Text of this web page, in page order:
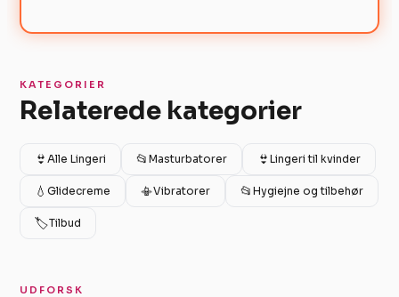
KATEGORIER
Relaterede kategorier
👙 Alle Lingeri 📂 Masturbatorer 👙 Lingeri til kvinder
💧 Glidecreme 📳Vibratorer 📂 Hygiejne og tilbehør
🏷️Tilbud
UDFORSK